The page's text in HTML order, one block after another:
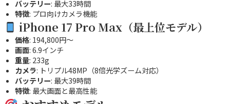
バッテリー: 最大33時間
特徴: プロ向けカメラ機能
iPhone 17 Pro Max （最上位モデル）
価格: 194,800円～
画面: 6.9インチ
重量: 233g
カメラ: トリプル48MP（8倍光学ズーム対応）
バッテリー: 最大39時間
特徴: 最大画面と最高性能